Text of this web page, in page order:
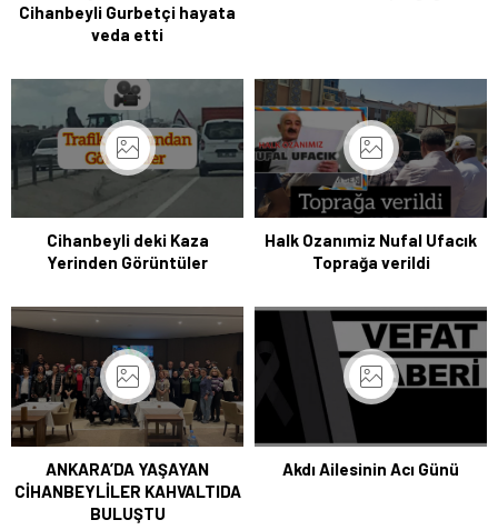
Cihanbeyli Gurbetçi hayata
veda etti
Cihanbeyli deki Kaza
Yerinden Görüntüler
Halk Ozanımiz Nufal Ufacık
Toprağa verildi
ANKARA’DA YAŞAYAN
CİHANBEYLİLER KAHVALTIDA
BULUŞTU
Akdı Ailesinin Acı Günü